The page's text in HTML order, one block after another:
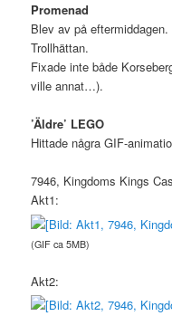
Promenad
Blev av på
Trollhättan.
Fixade inte både
ville annat…).
’Äldre’ LEGO
Hittade några GIF-
7946, Kingdoms Kings
Akt1:
(GIF ca 5MB)
Akt2: